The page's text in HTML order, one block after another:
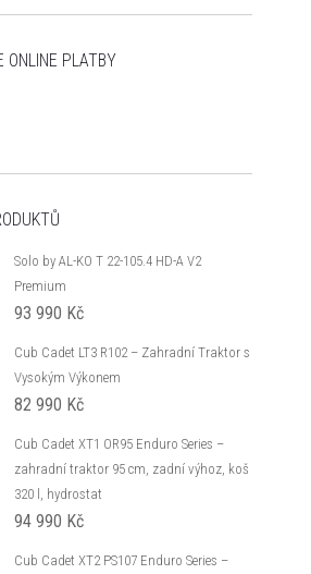
ONLINE PLATBY
Solo by AL-KO T 22-105.4 HD-A V2
Premium
93 990 Kč
Cub Cadet LT3 R102 – Zahradní Traktor s
Vysokým Výkonem
82 990 Kč
Cub Cadet XT1 OR95 Enduro Series –
zahradní traktor 95 cm, zadní výhoz, koš
320 l, hydrostat
94 990 Kč
Cub Cadet XT2 PS107 Enduro Series –